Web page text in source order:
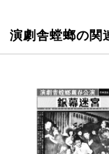
演劇舎螳螂の関